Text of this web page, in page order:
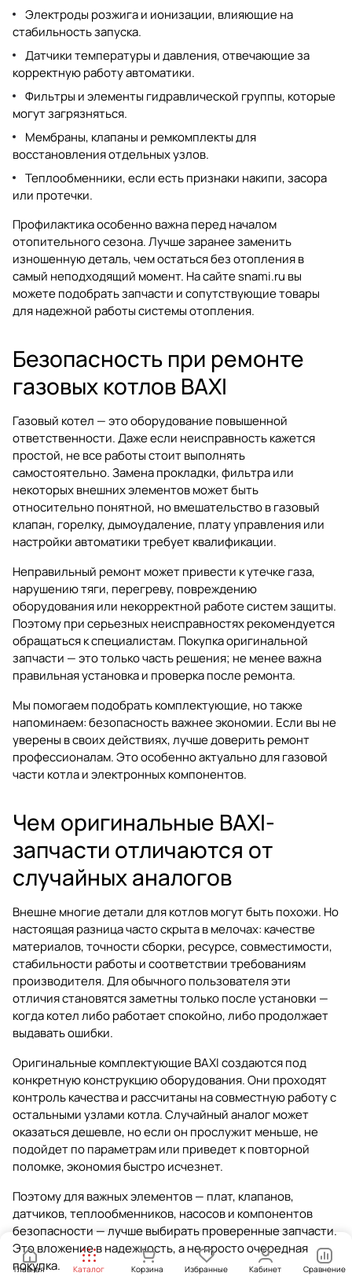
Электроды розжига и ионизации, влияющие на
стабильность запуска.
Датчики температуры и давления, отвечающие за
корректную работу автоматики.
Фильтры и элементы гидравлической группы, которые
могут загрязняться.
Мембраны, клапаны и ремкомплекты для
восстановления отдельных узлов.
Теплообменники, если есть признаки накипи, засора
или протечки.
Профилактика особенно важна перед началом
отопительного сезона. Лучше заранее заменить
изношенную деталь, чем остаться без отопления в
самый неподходящий момент. На сайтеsnami.ru вы
можете подобрать запчасти и сопутствующие товары
для надежной работы системы отопления.
Безопасность при ремонте
газовых котлов BAXI
Газовый котел — это оборудование повышенной
ответственности. Даже если неисправность кажется
простой, не все работы стоит выполнять
самостоятельно. Замена прокладки, фильтра или
некоторых внешних элементов может быть
относительно понятной, но вмешательство в газовый
клапан, горелку, дымоудаление, плату управления или
настройки автоматики требует квалификации.
Неправильный ремонт может привести к утечке газа,
нарушению тяги, перегреву, повреждению
оборудования или некорректной работе систем защиты.
Поэтому при серьезных неисправностях рекомендуется
обращаться к специалистам. Покупка оригинальной
запчасти — это только часть решения; не менее важна
правильная установка и проверка после ремонта.
Мы помогаем подобрать комплектующие, но также
напоминаем: безопасность важнее экономии. Если вы не
уверены в своих действиях, лучше доверить ремонт
профессионалам. Это особенно актуально для газовой
части котла и электронных компонентов.
Чем оригинальные BAXI-
запчасти отличаются от
случайных аналогов
Внешне многие детали для котлов могут быть похожи. Но
настоящая разница часто скрыта в мелочах: качестве
материалов, точности сборки, ресурсе, совместимости,
стабильности работы и соответствии требованиям
производителя. Для обычного пользователя эти
отличия становятся заметны только после установки —
когда котел либо работает спокойно, либо продолжает
выдавать ошибки.
Оригинальные комплектующие BAXI создаются под
конкретную конструкцию оборудования. Они проходят
контроль качества и рассчитаны на совместную работу с
остальными узлами котла. Случайный аналог может
оказаться дешевле, но если он прослужит меньше, не
подойдет по параметрам или приведет к повторной
поломке, экономия быстро исчезнет.
Поэтому для важных элементов — плат, клапанов,
датчиков, теплообменников, насосов и компонентов
безопасности — лучше выбирать проверенные запчасти.
Это вложение в надежность, а не просто очередная
покупка.
Главная Каталог Корзина Избранные Кабинет Сравнение